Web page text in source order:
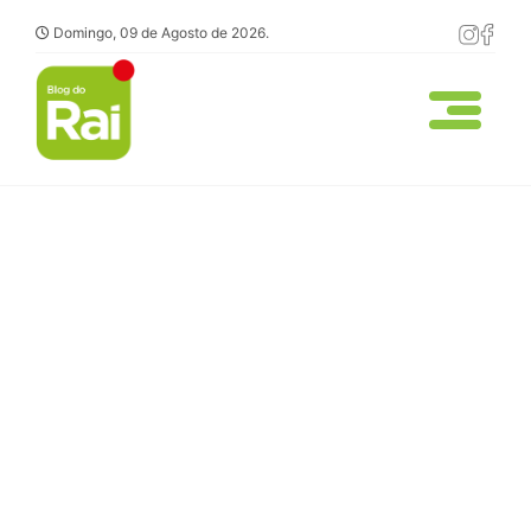
Domingo, 09 de Agosto de 2026.